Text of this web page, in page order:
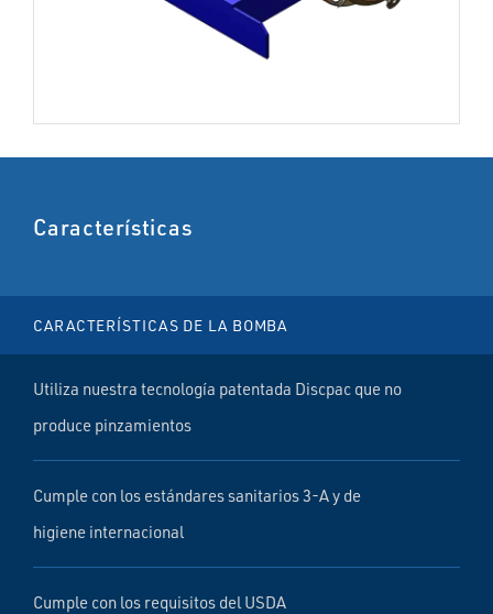
Características
CARACTERÍSTICAS DE LA BOMBA
Utiliza nuestra tecnología patentada Discpac que no
produce pinzamientos
Cumple con los estándares sanitarios 3-A y de
higiene internacional
Cumple con los requisitos del USDA